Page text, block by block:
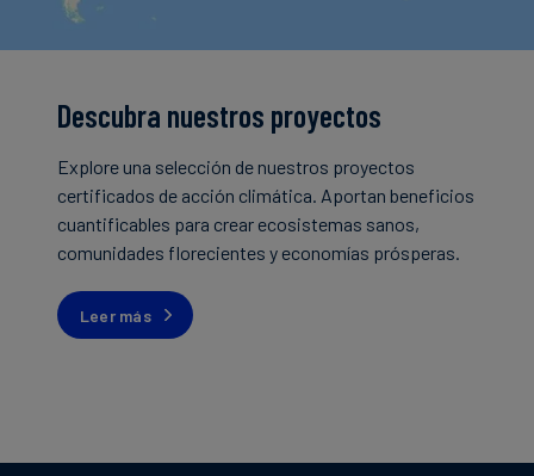
Descubra nuestros proyectos
Explore una selección de nuestros proyectos
certificados de acción climática. Aportan beneficios
cuantificables para crear ecosistemas sanos,
comunidades florecientes y economías prósperas.
Leer más